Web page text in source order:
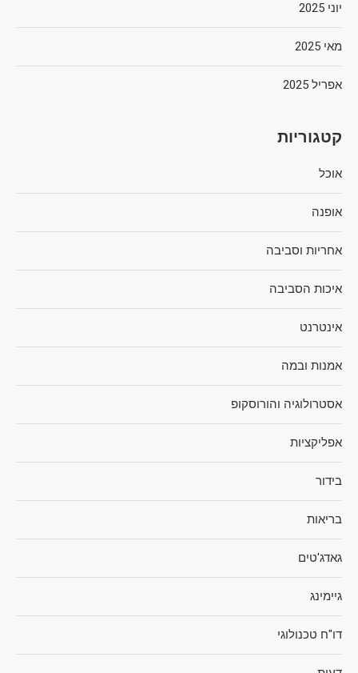
יוני 2025
מאי 2025
אפריל 2025
קטגוריות
אוכל
אופנה
אחריות וסביבה
איכות הסביבה
אינטרנט
אמנות ובמה
אסטרולוגיה והורוסקופ
אפליקציות
בידור
בריאות
גאדג'טים
גיימינג
דו"ח טכנולוגי